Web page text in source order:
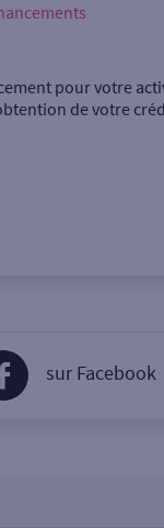
pour votre
de votre
sur Facebook